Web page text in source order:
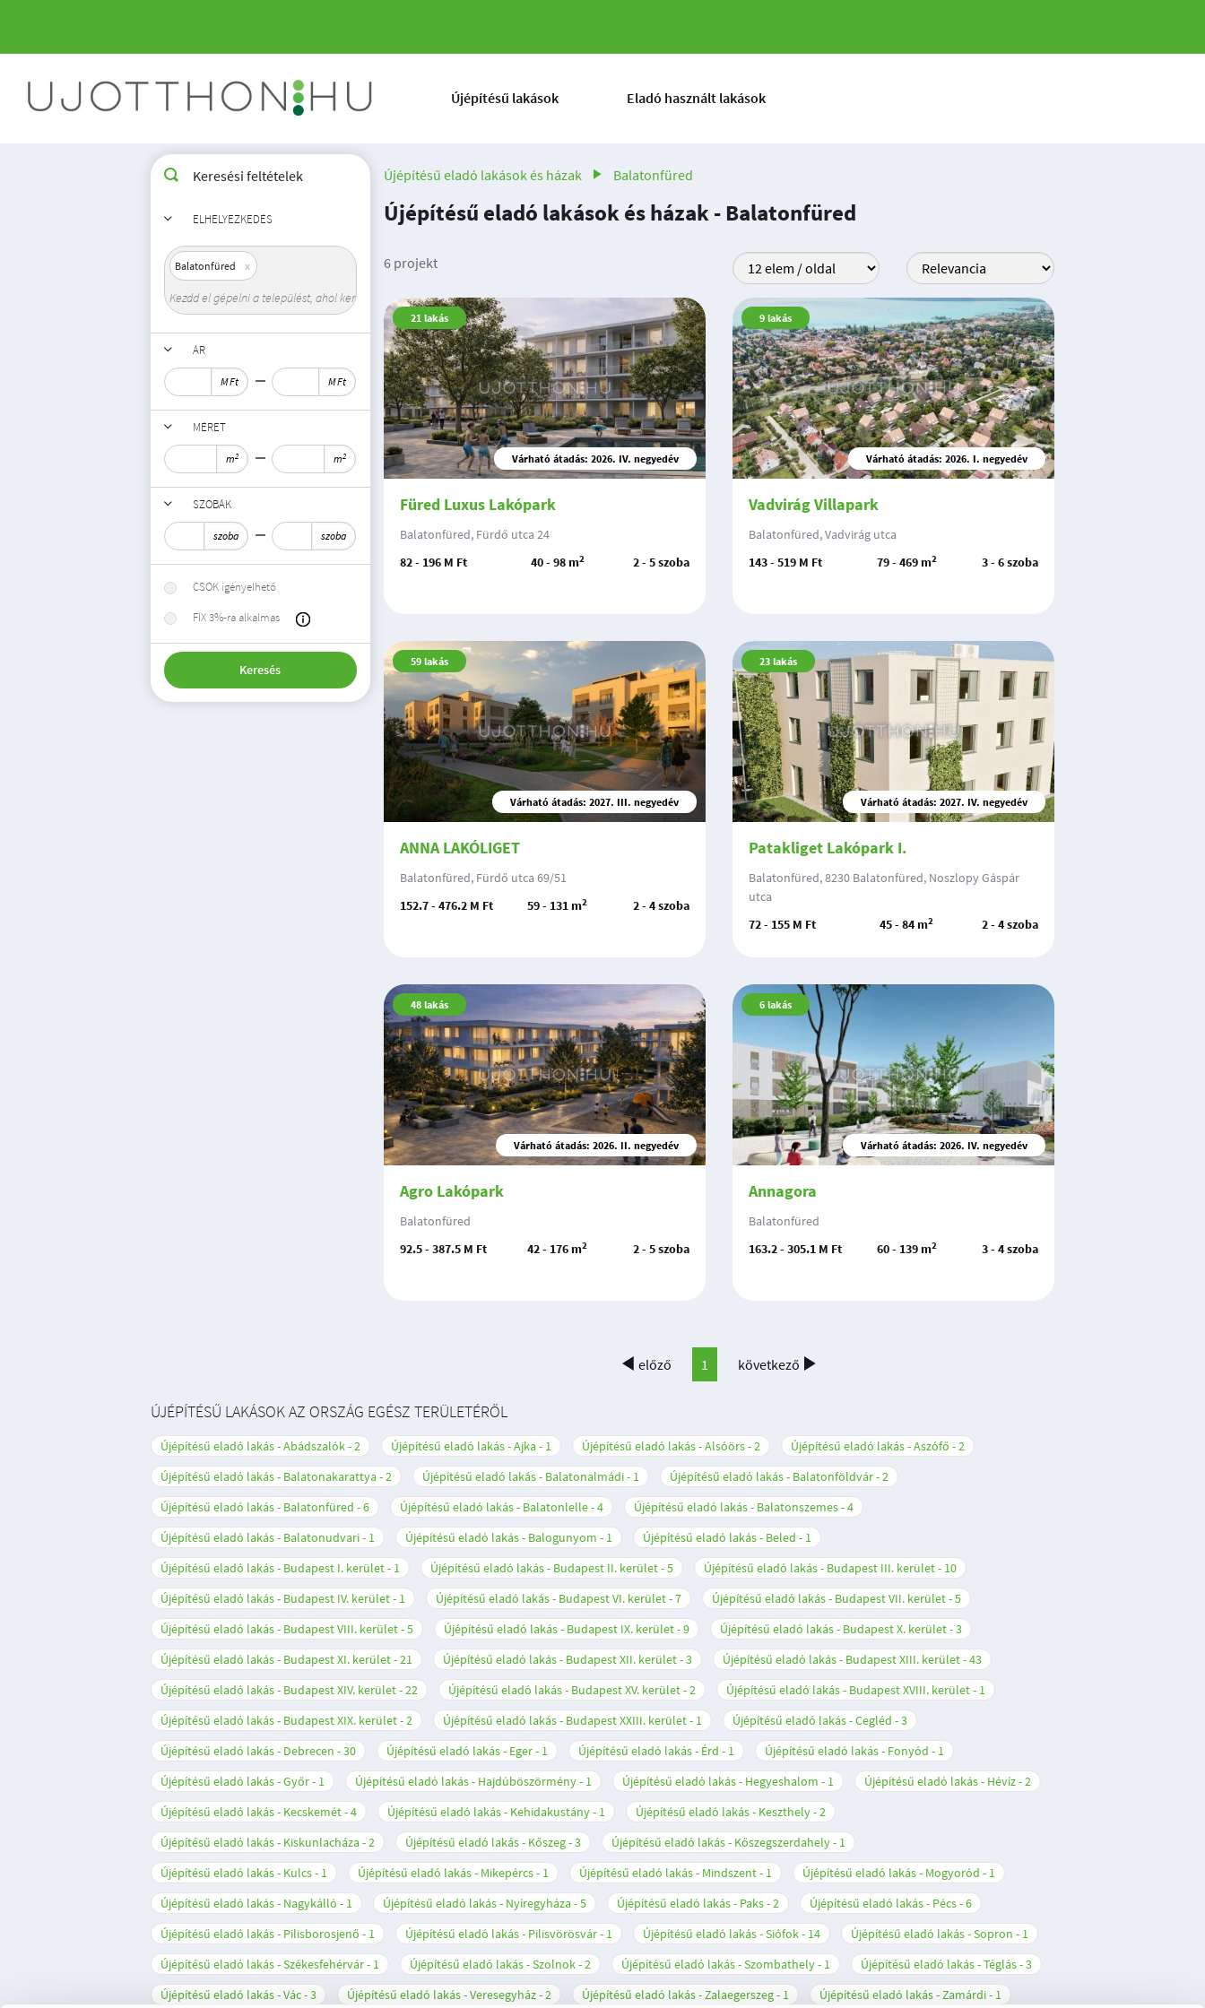
Újépítésű lakások Eladó használt lakások
Újépítésű eladó lakások és házak Balatonfüred
Újépítésű eladó lakások és házak - Balatonfüred
6 projekt
21lakás
Várható átadás: 2026. IV. negyedév
Füred Luxus Lakópark
Balatonfüred, Fürdő utca 24
82 - 196 M Ft
40 - 98 m2 2 - 5 szoba
9lakás
Várható átadás: 2026. I. negyedév
Vadvirág Villapark
Balatonfüred, Vadvirág utca
143 - 519 M Ft
79 - 469 m2 3 - 6 szoba
59lakás
Várható átadás: 2027. III. negyedév
ANNA LAKÓLIGET
Balatonfüred, Fürdő utca 69/51
152.7 - 476.2 M Ft
59 - 131 m2 2 - 4 szoba
23lakás
Várható átadás: 2027. IV. negyedév
Patakliget Lakópark I.
Balatonfüred, 8230 Balatonfüred, Noszlopy Gáspár
utca
72 - 155 M Ft
45 - 84 m2 2 - 4 szoba
48lakás
Várható átadás: 2026. II. negyedév
Agro Lakópark
Balatonfüred
92.5 - 387.5 M Ft
42 - 176 m2 2 - 5 szoba
6lakás
Várható átadás: 2026. IV. negyedév
Annagora
Balatonfüred
163.2 - 305.1 M Ft
60 - 139 m2 3 - 4 szoba
előző 1 következő
Keresési feltételek
ELHELYEZKEDÉS
Balatonfüred
ÁR
M Ft M Ft
MÉRET
m2 m2
SZOBÁK
szoba szoba
CSOK igényelhető
FIX 3%-ra alkalmas
Keresés
ÚJÉPÍTÉSŰ LAKÁSOK AZ ORSZÁG EGÉSZ TERÜLETÉRŐL
Újépítésű eladó lakás - Abádszalók 2 Újépítésű eladó lakás - Ajka 1 Újépítésű eladó lakás - Alsóörs 2 Újépítésű eladó lakás - Aszófő
2
Újépítésű eladó lakás - Balatonakarattya 2 Újépítésű eladó lakás - Balatonalmádi 1 Újépítésű eladó lakás - Balatonföldvár 2
Újépítésű eladó lakás - Balatonfüred
6 Újépítésű eladó lakás - Balatonlelle 4 Újépítésű eladó lakás - Balatonszemes 4
Újépítésű eladó lakás - Balatonudvari
1 Újépítésű eladó lakás - Balogunyom 1 Újépítésű eladó lakás - Beled
1
Újépítésű eladó lakás - Budapest I. kerület
1 Újépítésű eladó lakás - Budapest II. kerület 5 Újépítésű eladó lakás - Budapest III. kerület
10
Újépítésű eladó lakás - Budapest IV. kerület
1 Újépítésű eladó lakás - Budapest VI. kerület 7 Újépítésű eladó lakás - Budapest VII. kerület 5
Újépítésű eladó lakás - Budapest VIII. kerület 5 Újépítésű eladó lakás - Budapest IX. kerület 9 Újépítésű eladó lakás - Budapest X. kerület 3
Újépítésű eladó lakás - Budapest XI. kerület 21 Újépítésű eladó lakás - Budapest XII. kerület 3 Újépítésű eladó lakás - Budapest XIII. kerület 43
Újépítésű eladó lakás - Budapest XIV. kerület 22 Újépítésű eladó lakás - Budapest XV. kerület 2 Újépítésű eladó lakás - Budapest XVIII. kerület
1
Újépítésű eladó lakás - Budapest XIX. kerület 2 Újépítésű eladó lakás - Budapest XXIII. kerület 1 Újépítésű eladó lakás - Cegléd
3
Újépítésű eladó lakás - Debrecen
30 Újépítésű eladó lakás - Eger 1 Újépítésű eladó lakás - Érd 1 Újépítésű eladó lakás - Fonyód
1
Újépítésű eladó lakás - Győr
1 Újépítésű eladó lakás - Hajdúböszörmény 1 Újépítésű eladó lakás - Hegyeshalom 1 Újépítésű eladó lakás - Hévíz 2
Újépítésű eladó lakás - Kecskemét 4 Újépítésű eladó lakás - Kehidakustány 1 Újépítésű eladó lakás - Keszthely 2
Újépítésű eladó lakás - Kiskunlacháza 2 Újépítésű eladó lakás - Kőszeg 3 Újépítésű eladó lakás - Kőszegszerdahely
1
Újépítésű eladó lakás - Kulcs
1 Újépítésű eladó lakás - Mikepércs 1 Újépítésű eladó lakás - Mindszent 1 Újépítésű eladó lakás - Mogyoród
1
Újépítésű eladó lakás - Nagykálló
1 Újépítésű eladó lakás - Nyíregyháza 5 Újépítésű eladó lakás - Paks 2 Újépítésű eladó lakás - Pécs 6
Újépítésű eladó lakás - Pilisborosjenő
1 Újépítésű eladó lakás - Pilisvörösvár 1 Újépítésű eladó lakás - Siófok 14 Újépítésű eladó lakás - Sopron
1
Újépítésű eladó lakás - Székesfehérvár
1 Újépítésű eladó lakás - Szolnok 2 Újépítésű eladó lakás - Szombathely 1 Újépítésű eladó lakás - Téglás 3
Újépítésű eladó lakás - Vác 3 Újépítésű eladó lakás - Veresegyház 2 Újépítésű eladó lakás - Zalaegerszeg 1 Újépítésű eladó lakás - Zamárdi 1